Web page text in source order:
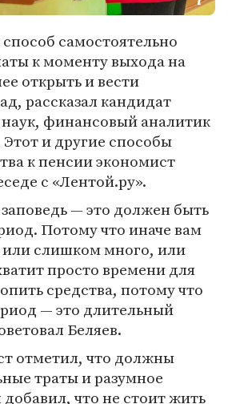
самостоятельно
к моменту выхода на
открыть и вести
рассказал кандидат
финансовый аналитик
Этот и другие способы
к пенсии экономист
с «Лентой.ру».
— это должен быть
Потому что иначе вам
или слишком много, или
просто времени для
средства, потому что
— это длительный
Беляев.
отметил, что должны
траты и разумное
что не стоит жить